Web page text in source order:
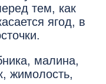
тем, как
ягод, в
малина,
жимолость,